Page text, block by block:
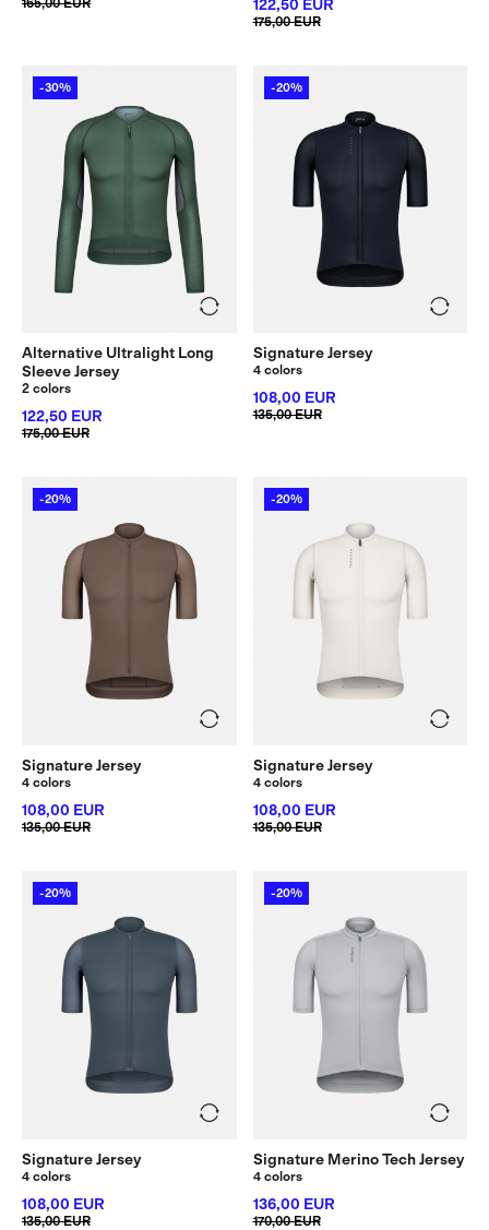
122,50 EUR
175,00 EUR
-30%
Alternative Ultralight Long
Sleeve Jersey
2 colors
122,50 EUR
175,00 EUR
-20%
Signature Jersey
4 colors
108,00 EUR
135,00 EUR
-20%
Signature Jersey
4 colors
108,00 EUR
135,00 EUR
-20%
Signature Jersey
4 colors
108,00 EUR
135,00 EUR
-20%
Signature Jersey
4 colors
108,00 EUR
135,00 EUR
-20%
Signature Merino Tech Jersey
4 colors
136,00 EUR
170,00 EUR